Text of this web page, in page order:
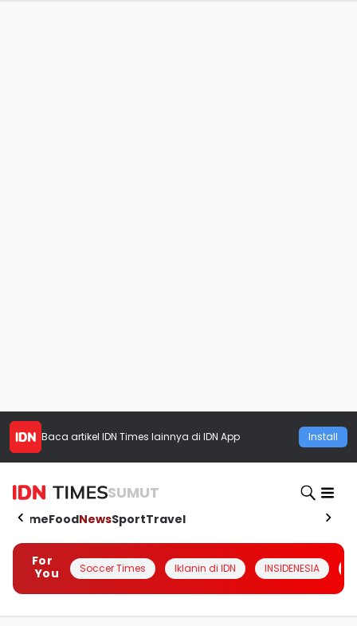
Baca artikel IDN Times lainnya di IDN App Install
SUMUT
HomeFoodNewsSportTravel
For
You
Soccer Times Iklanin di IDN INSIDENESIA